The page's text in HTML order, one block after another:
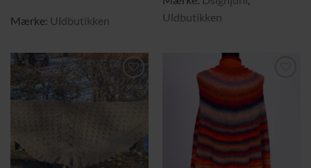
Mærke: Uldbutikken
Uldbutikken
Tilføj til
ønskeliste
ønskeliste